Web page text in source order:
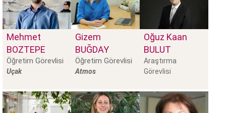
Mehmet
BOZTEPE
Öğretim Görevlisi
Uçak
Gizem
BUĞDAY
Öğretim Görevlisi
Atmos
Oğuz Kaan
BULUT
Araştırma
Görevlisi